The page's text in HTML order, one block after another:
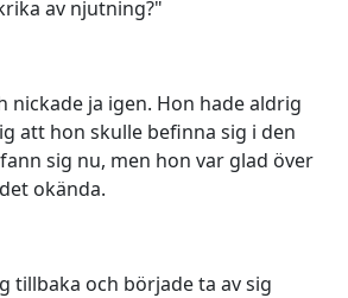
av njutning?"
nickade ja igen. Hon hade aldrig
att hon skulle befinna sig i den
sig nu, men hon var glad över
okända.
tillbaka och började ta av sig